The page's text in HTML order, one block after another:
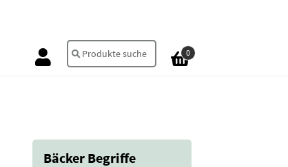
Suche
nach:
Suchen 0
Bäcker Begriffe